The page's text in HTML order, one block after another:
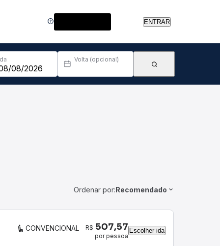
ENTRAR
Volta (opcional)
Ordenar por:Recomendado
CONVENCIONAL R$ 507,57
por pessoa
Escolher ida